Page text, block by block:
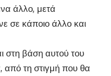
άλλο, μετά
σε κάποιο άλλο και
στη βάση αυτού του
από τη στιγμή που θα